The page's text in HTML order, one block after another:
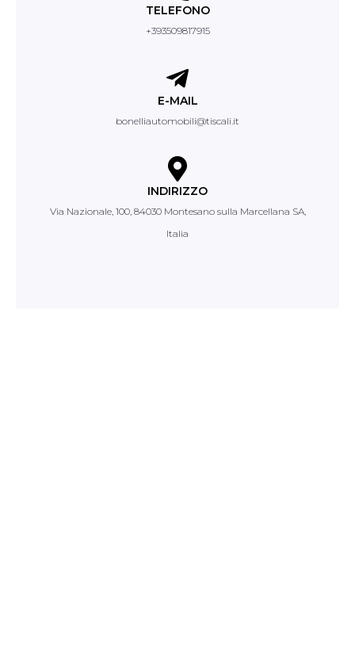
TELEFONO
+393509817915
E-MAIL
bonelliautomobili@tiscali.it
INDIRIZZO
Via Nazionale, 100, 84030 Montesano sulla Marcellana SA,
Italia